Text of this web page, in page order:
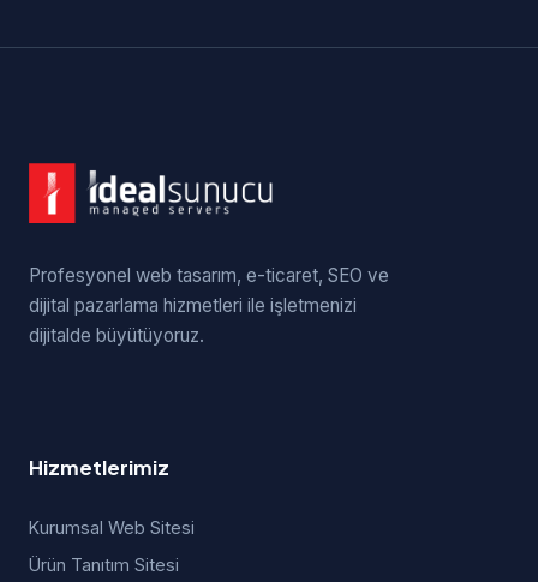
Profesyonel web tasarım, e-ticaret, SEO ve
dijital pazarlama hizmetleri ile işletmenizi
dijitalde büyütüyoruz.
Hizmetlerimiz
Kurumsal Web Sitesi
Ürün Tanıtım Sitesi